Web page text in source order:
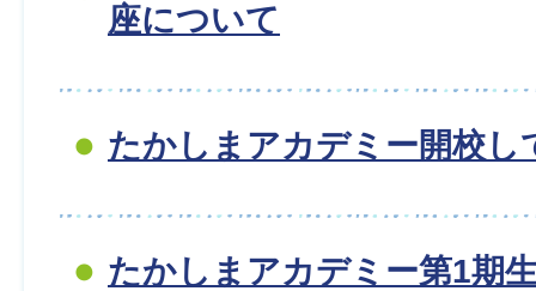
座について
たかしまアカデミー開校し
たかしまアカデミー第1期